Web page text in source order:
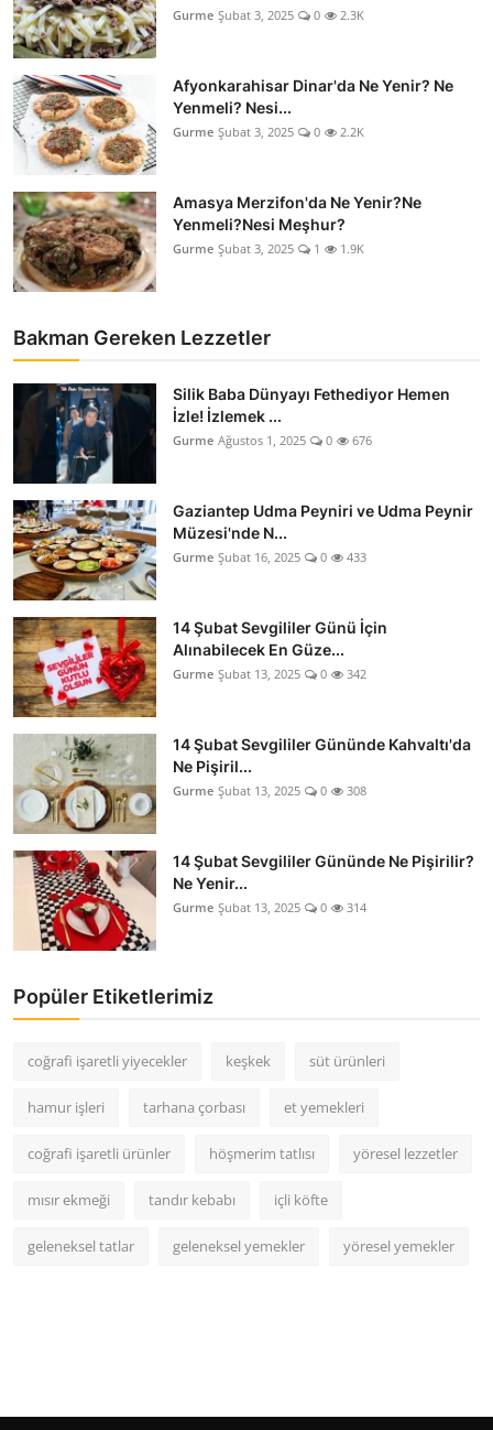
Gurme Şubat 3, 2025 0 2.3K
Afyonkarahisar Dinar'da Ne Yenir? Ne
Yenmeli? Nesi...
Gurme Şubat 3, 2025 0 2.2K
Amasya Merzifon'da Ne Yenir?Ne
Yenmeli?Nesi Meşhur?
Gurme Şubat 3, 2025 1 1.9K
Bakman Gereken Lezzetler
Silik Baba Dünyayı Fethediyor Hemen
İzle! İzlemek ...
Gurme Ağustos 1, 2025 0 676
Gaziantep Udma Peyniri ve Udma Peynir
Müzesi'nde N...
Gurme Şubat 16, 2025 0 433
14 Şubat Sevgililer Günü İçin
Alınabilecek En Güze...
Gurme Şubat 13, 2025 0 342
14 Şubat Sevgililer Gününde Kahvaltı'da
Ne Pişiril...
Gurme Şubat 13, 2025 0 308
14 Şubat Sevgililer Gününde Ne Pişirilir?
Ne Yenir...
Gurme Şubat 13, 2025 0 314
Popüler Etiketlerimiz
coğrafi işaretli yiyecekler keşkek süt ürünleri
hamur işleri tarhana çorbası et yemekleri
coğrafi işaretli ürünler höşmerim tatlısı yöresel lezzetler
mısır ekmeği tandır kebabı içli köfte
geleneksel tatlar geleneksel yemekler yöresel yemekler